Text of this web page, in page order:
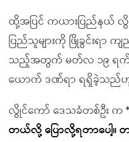
ထို့အပြင် ကယားပြည်နယ်
ပြည်သူများကို ဖြိုခွင်းရာ က
သည့်အတွက် မတ်လ ၁၉ ရက်
ယောက် ဒဏ်ရာ ရရှိခဲ့သည်ဟု
လွိုင်ကော် ဒေသခံတစ်ဦး က
တယ်လို့ ပြောလို့ရတာပေါ့